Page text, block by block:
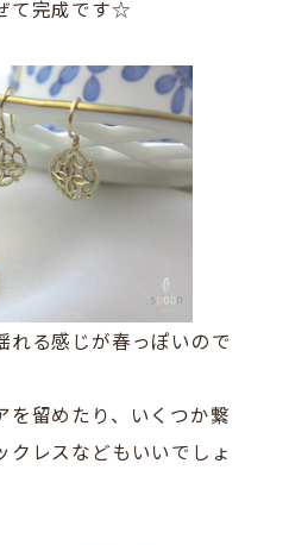
て完成です☆
れる感じが春っぽいので
を留めたり、いくつか繋
クレスなどもいいでしょ